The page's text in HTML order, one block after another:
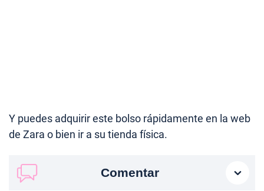
Y puedes adquirir este bolso rápidamente en la web
de Zara o bien ir a su tienda física.
Comentar